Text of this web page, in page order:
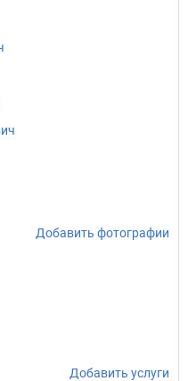
Добавить фотографии
Добавить услуги